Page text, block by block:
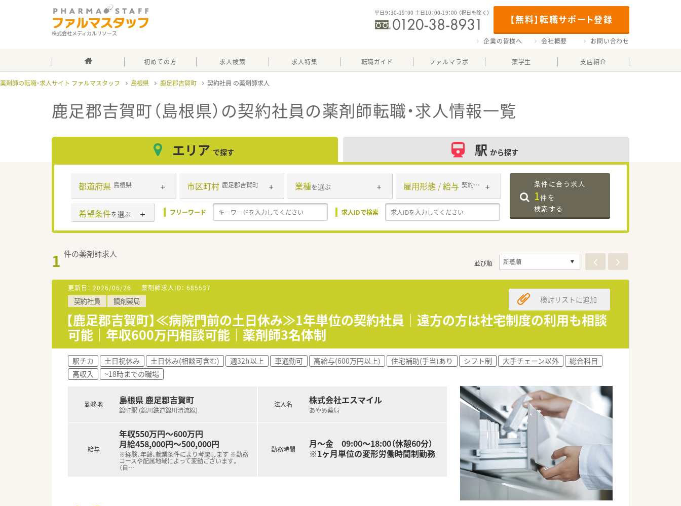
株式会社メディカルリソース
【無料】転職サポート登録
平日9：30-19：00 土日10：00-19：00 （祝日を除く）
企業の皆様へ 会社概要 お問い合わせ
初めての方 求人検索 求人特集 転職ガイド ファルマラボ 薬学生 支店紹介
薬剤師の転職・求人サイト ファルマスタッフ 島根県 鹿足郡吉賀町 契約社員
鹿足郡吉賀町（島根県）の契約社員の薬剤師転職・求人情報一覧
エリア で探す 駅 から探す
都道府県 島根県 市区町村 鹿足郡吉賀町 業種を選ぶ 雇用形態 / 給与 契約社員
希望条件を選ぶ フリーワード 求人IDで検索
条件に合う求人
1件を
検索する
1 件の薬剤師求人
並び順
更新日： 2026/06/26 薬剤師求人ID： 685537
契約社員 調剤薬局
【鹿足郡吉賀町】≪病院門前の土日休み≫1年単位の契約社員｜遠方の方は社宅制度の利用も相談
可能｜年収600万円相談可能｜薬剤師3名体制
検討リストに追加
駅チカ 土日祝休み 土日休み(相談可含む) 週32h以上 車通勤可 高給与(600万円以上) 住宅補助(手当)あり シフト制 大手チェーン以外
総合科目
高収入
~18時までの職場
勤務地 島根県 鹿足郡吉賀町
錦町駅 (錦川鉄道錦川清流線)
給与
年収550万円～600万円
月給458,000円～500,000円
※経験、年齢、就業条件により考慮します ※勤務
コースや配属地域によって変動ございます。
（自…
法人名 株式会社エスマイル
あやめ薬局
勤務時間
月～金 09:00～18:00（休憩60分）
※1ヶ月単位の変形労働時間制勤務